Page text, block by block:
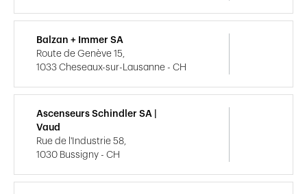
Balzan + Immer SA
Route de Genève 15,
1033 Cheseaux-sur-Lausanne - CH
Ascenseurs Schindler SA |
Vaud
Rue de l'Industrie 58,
1030 Bussigny - CH